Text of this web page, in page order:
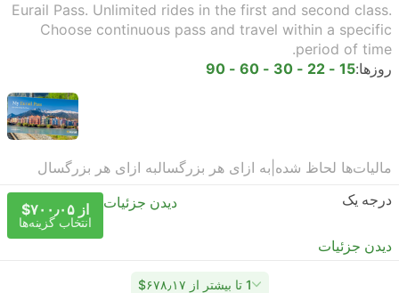
Eurail Pass. Unlimited rides in the first and second class.
Choose continuous pass and travel within a specific
period of time.
روزها:15 - 22 - 30 - 60 - 90
مالیات‌ها لحاظ شده به ازای هر بزرگسالبه ازای هر بزرگسال
درجه یک
دیدن جزئیات از ‎$۷۰۰٫۰۵
انتخاب گزینه‌ها
دیدن جزئیات
1 تا بیشتر از ‎$۶۷۸٫۱۷